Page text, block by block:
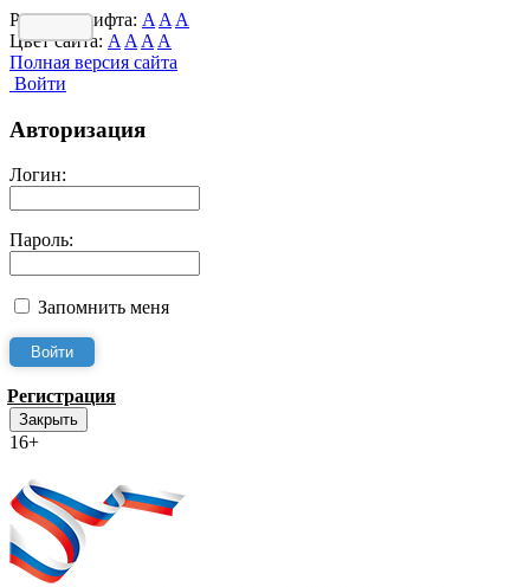
Размер шрифта: A A A
Цвет сайта: A A A A
Полная версия сайта
Войти
Авторизация
Логин:
Пароль:
Запомнить меня
Регистрация
Закрыть
16+